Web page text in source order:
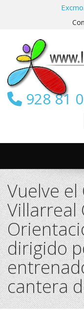
928 81
Vuelve
Villarreal
dirigido
cantera